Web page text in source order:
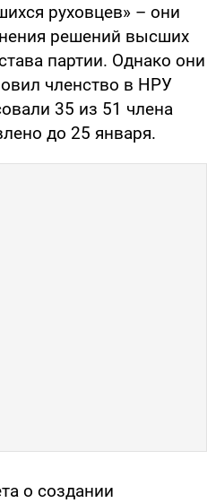
руховцев» – они
решений высших
партии. Однако они
членство в НРУ
35 из 51 члена
до 25 января.
о создании